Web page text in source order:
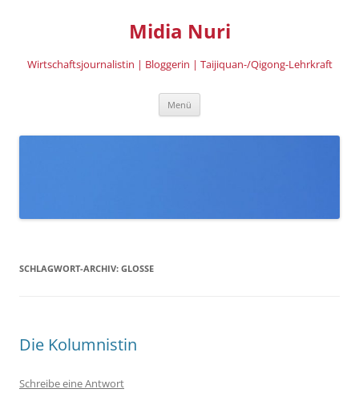
Midia Nuri
Wirtschaftsjournalistin | Bloggerin | Taijiquan-/Qigong-Lehrkraft
Menü
SCHLAGWORT-ARCHIV: GLOSSE
Die Kolumnistin
Schreibe eine Antwort